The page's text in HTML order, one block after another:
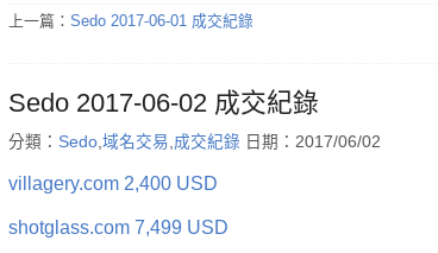
上一篇： Sedo 2017-06-01 成交紀錄
Sedo 2017-06-02 成交紀錄
分類： Sedo,域名交易,成交紀錄 日期：2017/06/02
villagery.com 2,400 USD
shotglass.com 7,499 USD